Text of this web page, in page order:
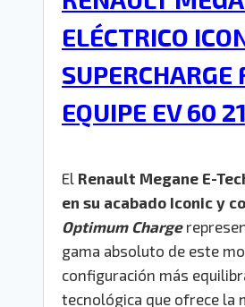
ELÉCTRICO
SUPERCHARGE
EQUIPE EV 60
El Renault Megane E-
en su acabado Iconic y
Optimum Charge
gama absoluto de este
configuración más
tecnológica que ofrece la